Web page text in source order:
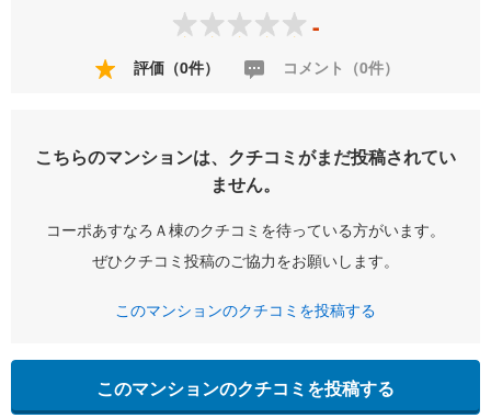
-
評価（0件） コメント（0件）
こちらのマンションは、クチコミがまだ投稿されてい
ません。
コーポあすなろＡ棟のクチコミを待っている方がいます。
ぜひクチコミ投稿のご協力をお願いします。
このマンションのクチコミを投稿する
このマンションのクチコミを投稿する